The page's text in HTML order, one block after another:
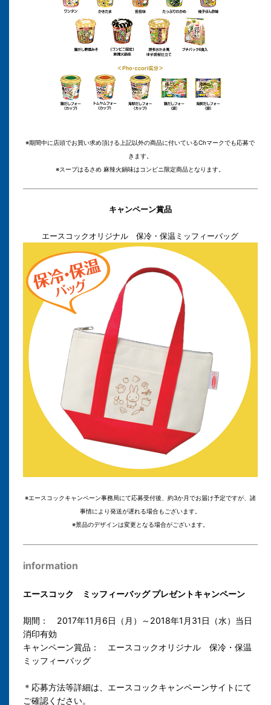
※期間中に店頭でお買い求め頂ける上記以外の商品に付いているChマークでも応募で
きます。
※スープはるさめ 麻辣火鍋味はコンビニ限定商品となります。
キャンペーン賞品
エースコックオリジナル 保冷・保温ミッフィーバッグ
※エースコックキャンペーン事務局にて応募受付後、約3か月でお届け予定ですが、諸
事情により発送が遅れる場合もございます。
※景品のデザインは変更となる場合がございます。
information
エースコック ミッフィーバッグ プレゼントキャンペーン
期間： 2017年11月6日（月）～2018年1月31日（水）当日
消印有効
キャンペーン賞品： エースコックオリジナル 保冷・保温
ミッフィーバッグ
＊応募方法等詳細は、エースコックキャンペーンサイトにて
ご確認ください。